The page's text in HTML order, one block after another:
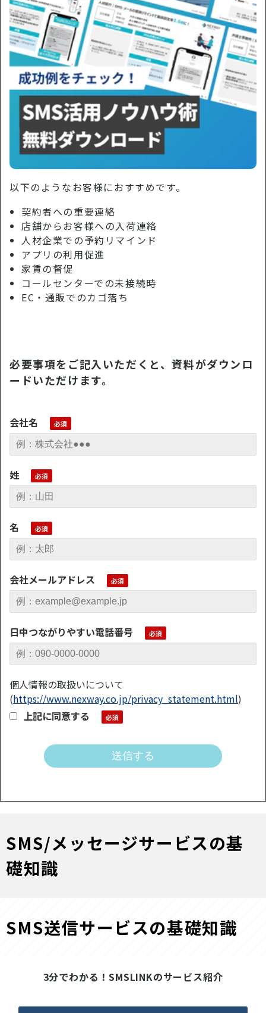
以下のようなお客様におすすめです。
契約者への重要連絡
店舗からお客様への入荷連絡
人材企業での予約リマインド
アプリの利用促進
家賃の督促
コールセンターでの未接続時
EC・通販でのカゴ落ち
必要事項をご記入いただくと、資料がダウンロ
ードいただけます。
会社名
姓
名
会社メールアドレス
日中つながりやすい電話番号
個人情報の取扱いについて
(https://www.nexway.co.jp/privacy_statement.html)
上記に同意する
SMS/メッセージサービスの基
礎知識
SMS送信サービスの基礎知識
3分でわかる！SMSLINKのサービス紹介